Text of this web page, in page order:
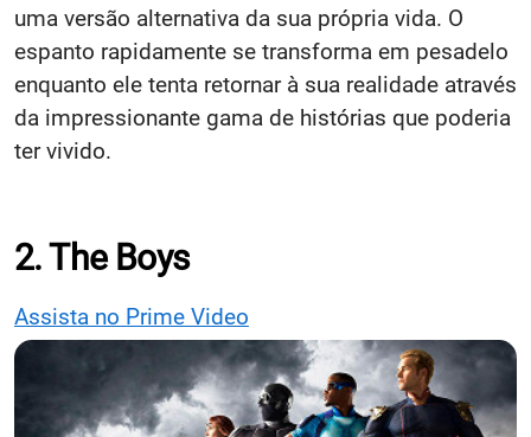
uma versão alternativa da sua própria vida. O
espanto rapidamente se transforma em pesadelo
enquanto ele tenta retornar à sua realidade através
da impressionante gama de histórias que poderia
ter vivido.
2. The Boys
Assista no Prime Video